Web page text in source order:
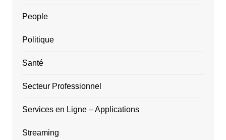
People
Politique
Santé
Secteur Professionnel
Services en Ligne – Applications
Streaming